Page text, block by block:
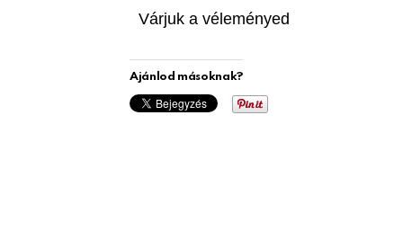
Várjuk a véleményed
Ajánlod másoknak?